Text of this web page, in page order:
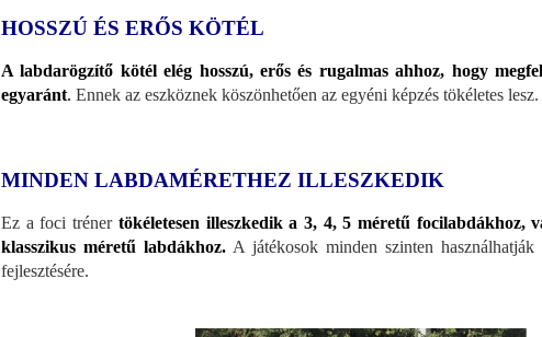
HOSSZÚ ÉS ERŐS KÖTÉL
A labdarögzítő kötél elég hosszú, erős és rugalmas ahhoz, hogy
egyaránt. Ennek az eszköznek köszönhetően az egyéni képzés tökéletes lesz.
MINDEN LABDAMÉRETHEZ ILLESZKEDIK
Ez a foci tréner tökéletesen illeszkedik a 3, 4, 5 méretű focilabdákhoz,
klasszikus méretű labdákhoz. A játékosok minden szinten használhatják
fejlesztésére.